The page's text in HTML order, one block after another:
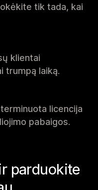
tik tada, kai
klientai
trumpą laiką.
licencija
pabaigos.
parduokite